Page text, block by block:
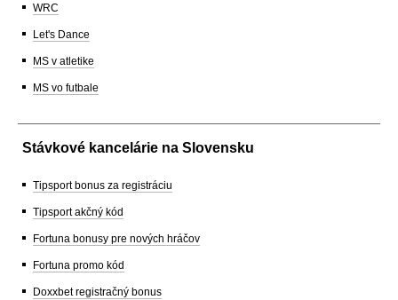
WRC
Let's Dance
MS v atletike
MS vo futbale
Stávkové kancelárie na Slovensku
Tipsport bonus za registráciu
Tipsport akčný kód
Fortuna bonusy pre nových hráčov
Fortuna promo kód
Doxxbet registračný bonus